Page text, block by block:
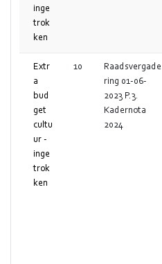
inge
trok
ken
Extr
a
bud
get
cultu
ur -
inge
trok
ken
10
Raadsvergade
ring 01-06-
2023 P.3.
Kadernota
2024